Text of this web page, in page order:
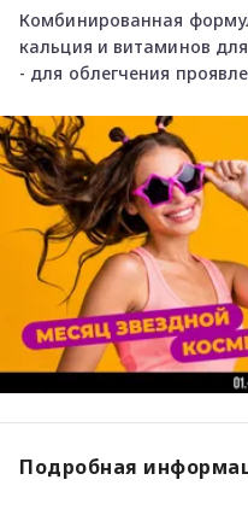
Комбинированная
кальция и витаминов
- для облегчения
Подробная